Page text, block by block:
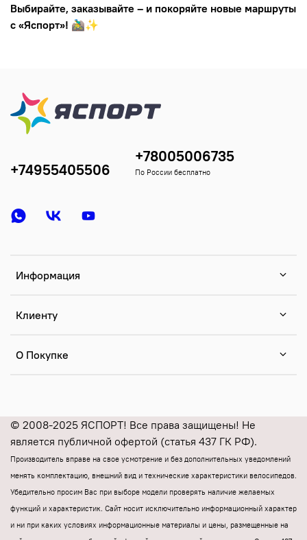
Выбирайте, заказывайте – и покоряйте новые маршруты
с «Яспорт»! 🚵‍♂️✨
Информация
Клиенту
О Покупке
+74955405506
+78005006735
По России бесплатно
© 2008-2025 ЯСПОРТ! Все права защищены! Не
является публичной офертой (статья 437 ГК РФ).
Производитель вправе на свое усмотрение и без дополнительных уведомлений
менять комплектацию, внешний вид и технические характеристики велосипедов.
Убедительно просим Вас при выборе модели проверять наличие желаемых
функций и характеристик. Cайт носит исключительно информационный характер
и ни при каких условиях информационные материалы и цены, размещенные на